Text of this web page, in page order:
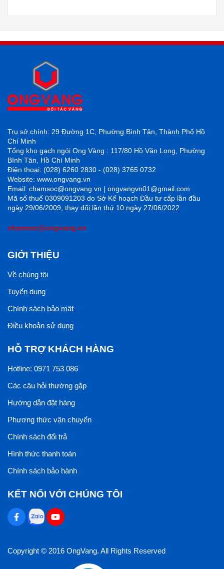
Trụ sở chính: 29 Đường 1C, Phường Bình Tân, Thành Phố Hồ
Chí Minh
Tổng kho gạch ngói Ong Vàng : 117/80 Hồ Văn Long, Phường
Bình Tân, Hồ Chí Minh
Điện thoại: (028) 6260 2830 - (028) 3765 0732
Website: www.ongvang.vn
Email: chamsoc@ongvang.vn | ongvangvn01@gmail.com
Mã số thuế 0309091203 do Sở Kế hoạch Đầu tư cấp lần đầu
ngày 29/06/2009, thay đổi lần thứ 10 ngày 27/06/2022
chamsoc@ongvang.vn
GIỚI THIỆU
Về chúng tôi
Tuyển dụng
Chính sách bảo mật
Điều khoản sử dụng
HỖ TRỢ KHÁCH HÀNG
Hotline: 0971 753 086
Các câu hỏi thường gặp
Hướng dẫn đặt hàng
Phương thức vận chuyển
Chính sách đổi trả
Hình thức thanh toán
Chính sách bảo hành
KẾT NỐI VỚI CHÚNG TÔI
Copyright © 2016 OngVang. All Rights Reserved